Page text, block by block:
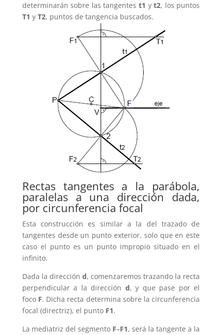
determinarán sobre las tangentes t1 yt2, los puntos
T1 y T2, puntos de tangencia buscados.
Rectas tangentes a la parábola,
paralelas a una dirección dada,
por circunferencia focal
Esta construcción es similar a la del trazado de
tangentes desde un punto exterior, solo que en este
caso el punto es un punto impropio situado en el
infinito.
Dada la dirección d, comenzaremos trazando la recta
perpendicular a la dirección d, y que pase por el
foco F. Dicha recta determina sobre la circunferencia
focal (directriz), el punto F1.
La mediatriz del segmento F–F1, será la tangente a la